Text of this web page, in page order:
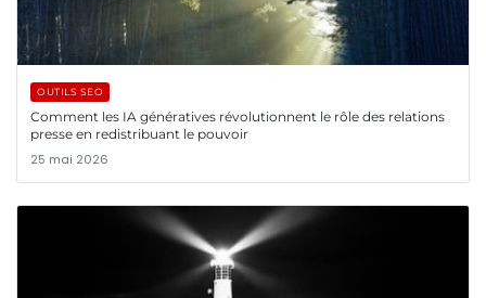
OUTILS SEO
Comment les IA génératives révolutionnent le rôle des relations
presse en redistribuant le pouvoir
25 mai 2026